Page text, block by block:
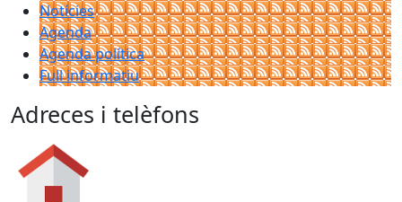
Notícies
Agenda
Agenda política
Full informatiu
Adreces i telèfons